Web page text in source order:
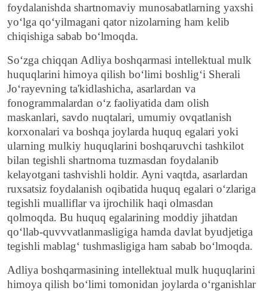
foydalanishda shartnomaviy munosabatlarning yaxshi
yo‘lga qo‘yilmagani qator nizolarning ham kelib
chiqishiga sabab bo‘lmoqda.
So‘zga chiqqan Adliya boshqarmasi intellektual mulk
huquqlarini himoya qilish bo‘limi boshlig‘i Sherali
Jo‘rayevning ta'kidlashicha, asarlardan va
fonogrammalardan o‘z faoliyatida dam olish
maskanlari, savdo nuqtalari, umumiy ovqatlanish
korxonalari va boshqa joylarda huquq egalari yoki
ularning mulkiy huquqlarini boshqaruvchi tashkilot
bilan tegishli shartnoma tuzmasdan foydalanib
kelayotgani tashvishli holdir. Ayni vaqtda, asarlardan
ruxsatsiz foydalanish oqibatida huquq egalari o‘zlariga
tegishli mualliflar va ijrochilik haqi olmasdan
qolmoqda. Bu huquq egalarining moddiy jihatdan
qo‘llab-quvvvatlanmasligiga hamda davlat byudjetiga
tegishli mablag‘ tushmasligiga ham sabab bo‘lmoqda.
Adliya boshqarmasining intellektual mulk huquqlarini
himoya qilish bo‘limi tomonidan joylarda o‘rganishlar